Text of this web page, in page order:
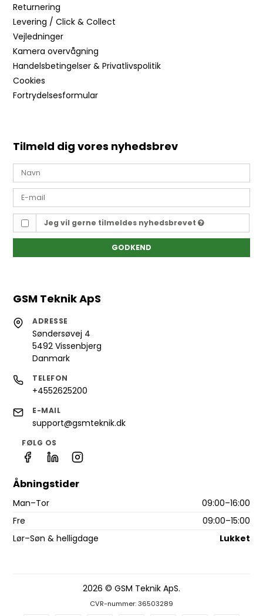
Returnering
Levering / Click & Collect
Vejledninger
Kamera overvågning
Handelsbetingelser & Privatlivspolitik
Cookies
Fortrydelsesformular
Tilmeld dig vores nyhedsbrev
Jeg vil gerne tilmeldes nyhedsbrevet
GODKEND
GSM Teknik ApS
ADRESSE
Søndersøvej 4
5492 Vissenbjerg
Danmark
TELEFON
+4552625200
E-MAIL
support@gsmteknik.dk
FØLG OS
Åbningstider
Man–Tor
09:00–16:00
Fre
09:00–15:00
Lør–Søn & helligdage
Lukket
2026 © GSM Teknik ApS.
CVR-nummer: 36503289